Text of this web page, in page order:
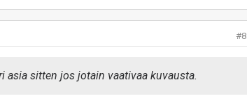
#8
asia sitten jos jotain vaativaa kuvausta.